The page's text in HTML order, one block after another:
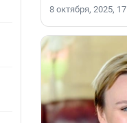
8 октября, 2025,